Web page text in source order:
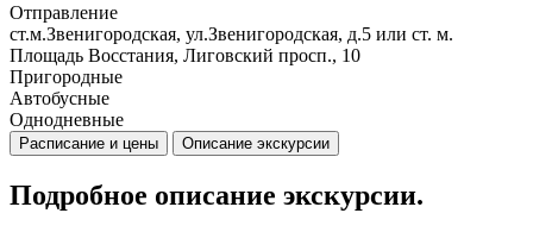
Отправление
ст.м.Звенигородская, ул.Звенигородская, д.5 или ст. м.
Площадь Восстания, Лиговский просп., 10
Пригородные
Автобусные
Однодневные
Расписание и цены Описание экскурсии
Подробное описание экскурсии.